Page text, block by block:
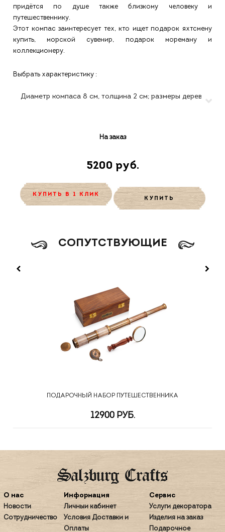
придётся по душе также близкому человеку и
путешественнику.
Этот компас заинтересует тех, кто ищет подарок яхтсмену
купить, морской сувенир, подарок мореману и
коллекционеру.
Выбрать характеристику :
На заказ
5200 руб.
КУПИТЬ В 1 КЛИК
КУПИТЬ
CОПУТСТВУЮЩИЕ
ПОДАРОЧНЫЙ НАБОР ПУТЕШЕСТВЕННИКА
12900 РУБ.
О нас
Новости
Сотрудничество
Информация
Личный кабинет
Условия Доставки и
Оплаты
Сервис
Услуги декоратора
Изделия на заказ
Подарочное